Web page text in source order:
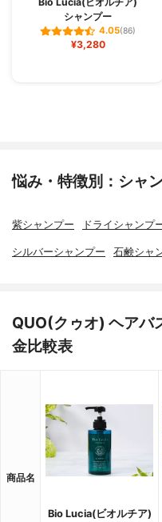
シャンプー
4.05(86)
¥3,280
悩み・特徴別：シャ
紫シャンプー ドライシャンプ
シルバーシャンプー 石鹸シャ
QUO(クゥオ) ヘアバ
金比較表
商品名
Bio Lucia(ビオルチア)